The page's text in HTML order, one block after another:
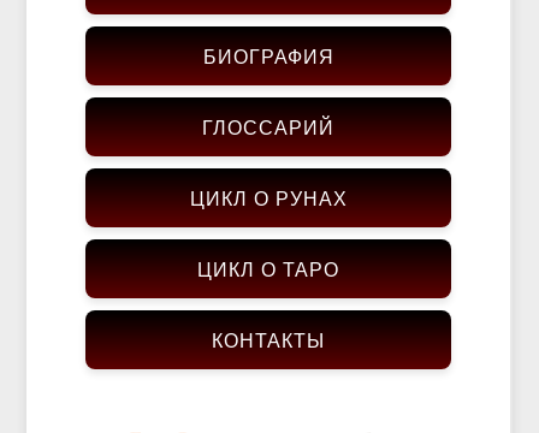
БИОГРАФИЯ
ГЛОССАРИЙ
ЦИКЛ О РУНАХ
ЦИКЛ О ТАРО
КОНТАКТЫ